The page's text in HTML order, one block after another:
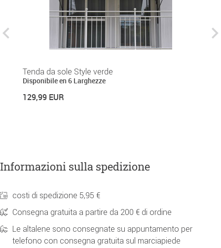
Tenda da sole Style verde
Disponibile en 6 Larghezze
129,99 EUR
Informazioni sulla spedizione
costi di spedizione 5,95 €
Consegna gratuita a partire da 200 € di ordine
Le altalene sono consegnate su appuntamento per
telefono con consegna gratuita sul marciapiede